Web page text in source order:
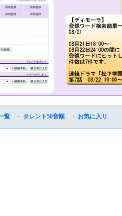
覧 ・ タレント50音順 ・ お気に入り